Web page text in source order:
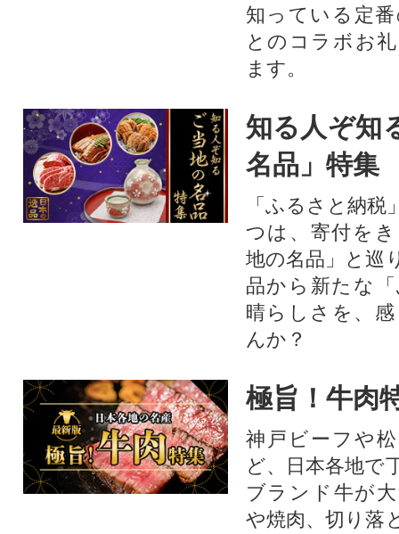
知っている定
とのコラボお
ます。​
知る人ぞ知
名品」特集
「ふるさと納
つは、寄付を
地の名品」と巡
品から新たな
晴らしさを、
んか？
極旨！牛肉
神戸ビーフや
ど、日本各地で
ブランド牛が
や焼肉、切り落